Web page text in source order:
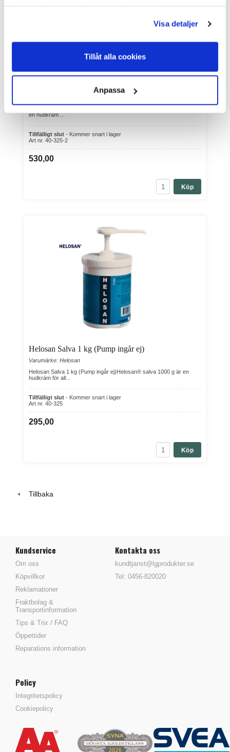
Visa detaljer
Tillåt alla cookies
Anpassa
Helosan Salva 1 kg (Pump ingår ej) 2-pack
en hudkräm ...
Tillfälligt slut - Kommer snart i lager
Art nr. 40-325-2
530,00
Köp
Helosan Salva 1 kg (Pump ingår ej)
Varumärke: Helosan
Helosan Salva 1 kg (Pump ingår ej)Helosan® salva 1000 g är en
hudkräm för all...
Tillfälligt slut - Kommer snart i lager
Art nr. 40-325
295,00
Köp
Tillbaka
Kundservice
Om oss
Köpvillkor
Reklamationer
Fraktbolag &
Transportinformation
Tips & Trix / FAQ
Öppettider
Reparations information
Kontakta oss
kundtjanst@lgprodukter.se
Tel: 0456-820020
Policy
Integritetspolicy
Cookiepolicy